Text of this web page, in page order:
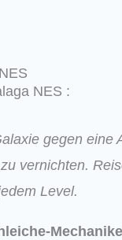
NES :
gegen eine
vernichten.
Level.